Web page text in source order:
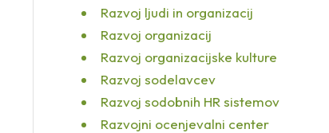
Razvoj ljudi in organizacij
Razvoj organizacij
Razvoj organizacijske kulture
Razvoj sodelavcev
Razvoj sodobnih HR sistemov
Razvojni ocenjevalni center